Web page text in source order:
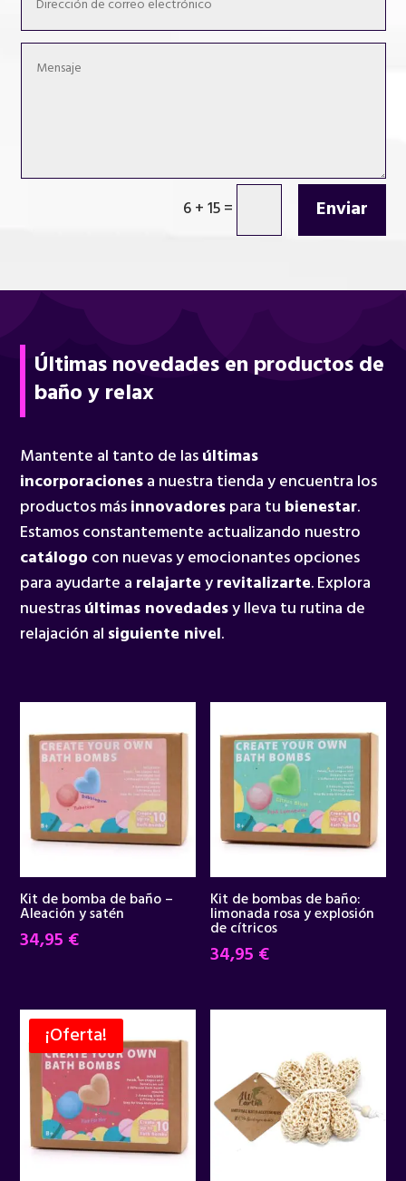
6 + 15= Enviar
Últimas novedades en productos de
baño y relax
Mantente al tanto de lasúltimas
incorporacionesa nuestra tienda y encuentra los
productos másinnovadorespara tu bienestar.
Estamos constantemente actualizando nuestro
catálogo con nuevas y emocionantes opciones
para ayudarte a relajarteyrevitalizarte. Explora
nuestrasúltimas novedadesy lleva tu rutina de
relajación al siguiente nivel.
Kit de bomba de baño –
Aleación y satén
34,95 €
Kit de bombas de baño:
limonada rosa y explosión
de cítricos
34,95 €
¡Oferta!